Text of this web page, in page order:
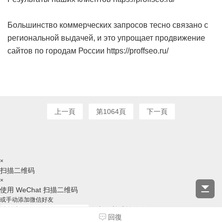
Большинство коммерческих запросов тесно связано с
региональной выдачей, и это упрощает продвижение
сайтов по городам России https://proffseo.ru/
上一頁 第1064頁 下一頁
回復
×
扫描二维码
×
使用 WeChat 扫描二维码
或手动添加微信好友